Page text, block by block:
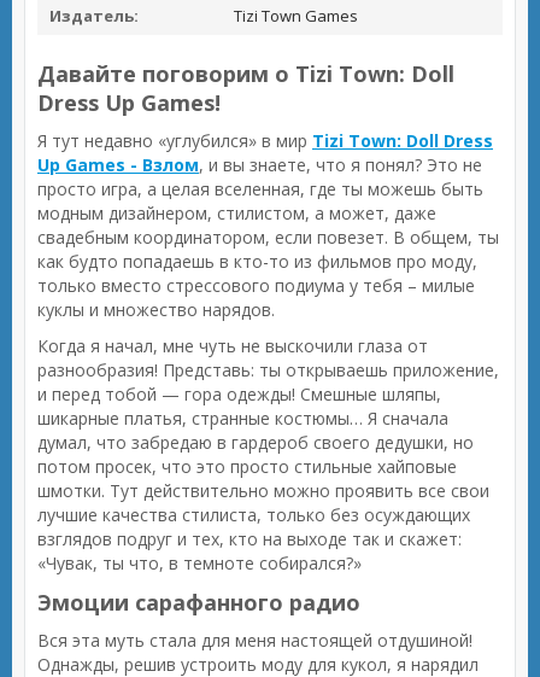
Издатель:
Tizi Town Games
Давайте поговорим о Tizi Town: Doll
Dress Up Games!
Я тут недавно «углубился» в мир Tizi Town: Doll Dress
Up Games - Взлом, и вы знаете, что я понял? Это не
просто игра, а целая вселенная, где ты можешь быть
модным дизайнером, стилистом, а может, даже
свадебным координатором, если повезет. В общем, ты
как будто попадаешь в кто-то из фильмов про моду,
только вместо стрессового подиума у тебя – милые
куклы и множество нарядов.
Когда я начал, мне чуть не выскочили глаза от
разнообразия! Представь: ты открываешь приложение,
и перед тобой — гора одежды! Смешные шляпы,
шикарные платья, странные костюмы… Я сначала
думал, что забредаю в гардероб своего дедушки, но
потом просек, что это просто стильные хайповые
шмотки. Тут действительно можно проявить все свои
лучшие качества стилиста, только без осуждающих
взглядов подруг и тех, кто на выходе так и скажет:
«Чувак, ты что, в темноте собирался?»
Эмоции сарафанного радио
Вся эта муть стала для меня настоящей отдушиной!
Однажды, решив устроить моду для кукол, я нарядил